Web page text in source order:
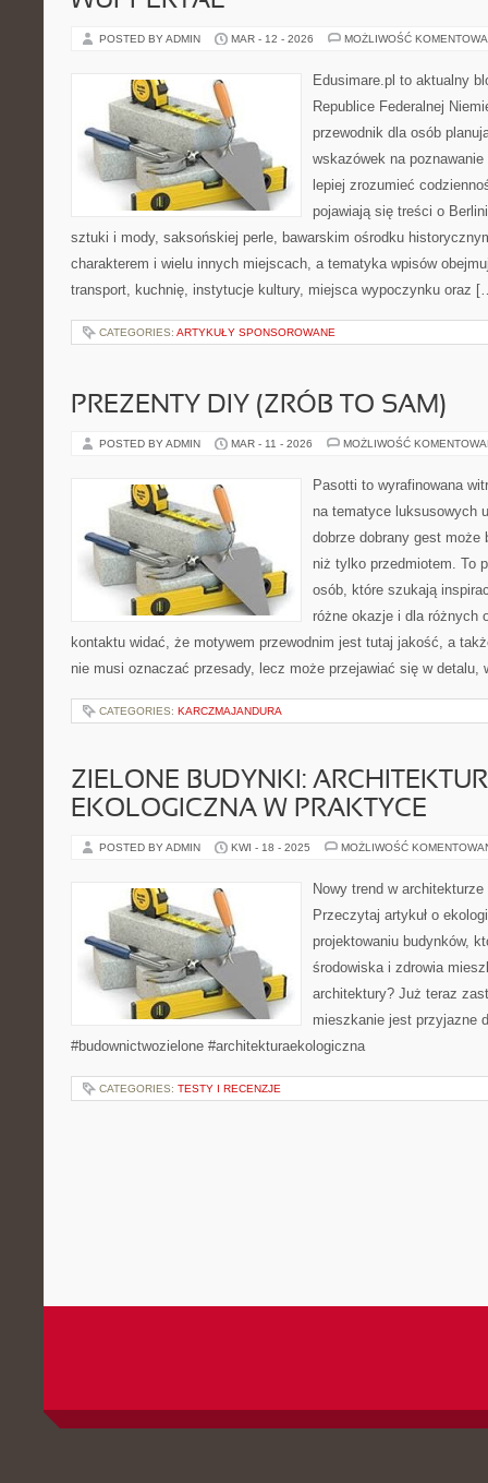
POSTED BY ADMIN MAR - 12 - 2026 MOŻLIWOŚĆ
Edusimare.pl to aktualny
Republice Federalnej
przewodnik dla osób
wskazówek na
lepiej zrozumieć
pojawiają się treści o
sztuki i mody, saksońskiej perle, bawarskim ośrodku
charakterem i wielu innych miejscach, a tematyka wpisów
transport, kuchnię, instytucje kultury, miejsca wypoczynku oraz
CATEGORIES: ARTYKUŁY SPONSOROWANE
PREZENTY DIY (ZRÓB TO SAM)
POSTED BY ADMIN MAR - 11 - 2026 MOŻLIWOŚĆ
Pasotti to wyrafinowana
na tematyce luksusowych
dobrze dobrany gest
niż tylko przedmiotem. To
osób, które szukają
różne okazje i dla różnych
kontaktu widać, że motywem przewodnim jest tutaj jakość, a
nie musi oznaczać przesady, lecz może przejawiać się w
CATEGORIES: KARCZMAJANDURA
ZIELONE BUDYNKI:
EKOLOGICZNA W PRAKTYCE
POSTED BY ADMIN KWI - 18 - 2025 MOŻLIWOŚĆ
Nowy trend w
Przeczytaj artykuł o
projektowaniu budynków,
środowiska i zdrowia
architektury? Już teraz
mieszkanie jest przyjazne
#budownictwozielone #architekturaekologiczna
CATEGORIES: TESTY I RECENZJE